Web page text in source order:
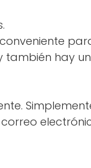
también hay